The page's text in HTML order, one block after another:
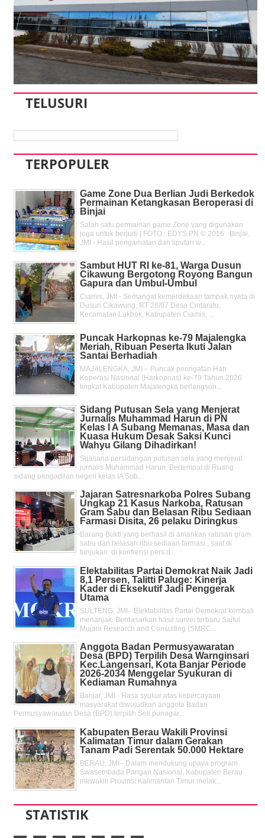
TELUSURI
TERPOPULER
Game Zone Dua Berlian Judi Berkedok
Permainan Ketangkasan Beroperasi di
Binjai
Salah satu permainan game Zone yang digunakan
juga untuk berjudi | FOTO : EDYS PN © 2016 Binjai,
JMI - Hasil pengamatan dan liputan w...
Sambut HUT RI ke-81, Warga Dusun
Cikawung Bergotong Royong Bangun
Gapura dan Umbul-Umbul
Ciamis, JMI - Semangat kemerdekaan tampak nyata di
Dusun Cikawung, RT 26/07 Desa Cintaratu,
Kecamatan Lakbok, Kabupaten Ciamis, ...
Puncak Harkopnas ke-79 Majalengka
Meriah, Ribuan Peserta Ikuti Jalan
Santai Berhadiah
MAJALENGKA, JMI – Puncak peringatan Hari
Koperasi Nasional (Harkopnas) ke-79 Tahun 2026
tingkat Kabupaten Majalengka berlangsun...
Sidang Putusan Sela yang Menjerat
Jurnalis Muhammad Harun di PN
Kelas l A Subang Memanas, Masa dan
Kuasa Hukum Desak Saksi Kunci
Wahyu Gilang Dihadirkan!
Suasana persidangan putusan sela yang menjerat
jurnalis Muhammad Harun, Bertempat di Ruang
sidang pengadilan negeri kelas IA Sub...
Jajaran Satresnarkoba Polres Subang
Ungkap 21 Kasus Narkoba, Ratusan
Gram Sabu dan Belasan Ribu Sediaan
Farmasi Disita, 26 pelaku Diringkus
Barang Bukti yang berhasil di amankan ratusan gram
sabu dan belasan ribu sediaan farmasi , saat di
tunjukan di konfrensi pers d...
Elektabilitas Partai Demokrat Naik Jadi
8,1 Persen, Talitti Paluge: Kinerja
Kader di Eksekutif Jadi Penggerak
Utama
SULTENG, JMI - Elektabilitas Partai Demokrat kembali
menanjak. Berdasarkan hasil survei terbaru Saiful
Mujani Research and Consulting (SMRC...
Anggota Badan Permusyawaratan
Desa (BPD) Terpilih Desa Warnginsari
Kec.Langensari, Kota Banjar Periode
2026-2034 Menggelar Syukuran di
Kediaman Rumahnya
Banjar, JMI - Rasa syukur atas kepercayaan
masyarakat diwujudkan anggota Badan
Permusyawaratan Desa (BPD) terpilih Seli punagar...
Kabupaten Berau Wakili Provinsi
Kalimatan Timur dalam Gerakan
Tanam Padi Serentak 50.000 Hektare
BERAU, JMI - Dalam mendukung upaya program
Swasembada Pangan Nasional, Kabupaten Berau
mewakili Provinsi Kalimantan Timur melak...
STATISTIK